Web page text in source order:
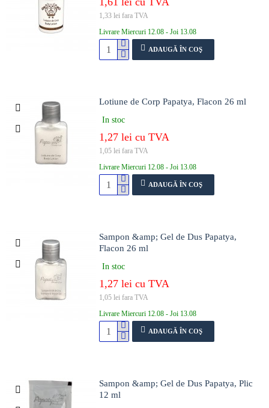
1,33 lei fara TVA
Livrare Miercuri 12.08 - Joi 13.08
ADAUGĂ ÎN COŞ
Lotiune de Corp Papatya, Flacon 26 ml
In stoc
1,27 lei cu TVA
1,05 lei fara TVA
Livrare Miercuri 12.08 - Joi 13.08
ADAUGĂ ÎN COŞ
Sampon &amp; Gel de Dus Papatya,
Flacon 26 ml
In stoc
1,27 lei cu TVA
1,05 lei fara TVA
Livrare Miercuri 12.08 - Joi 13.08
ADAUGĂ ÎN COŞ
Sampon &amp; Gel de Dus Papatya, Plic
12 ml